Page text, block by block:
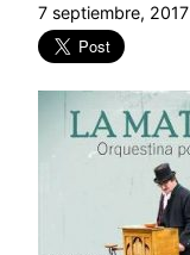
7 septiembre, 2017